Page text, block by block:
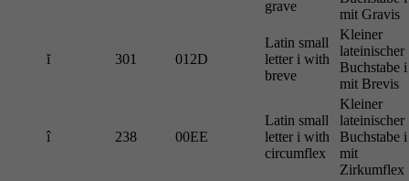
grave
mit Gravis
ĭ 301 012D
Latin small
letter i with
breve
Kleiner
lateinischer
Buchstabe i
mit Brevis
î 238 00EE
Latin small
letter i with
circumflex
Kleiner
lateinischer
Buchstabe i
mit
Zirkumflex